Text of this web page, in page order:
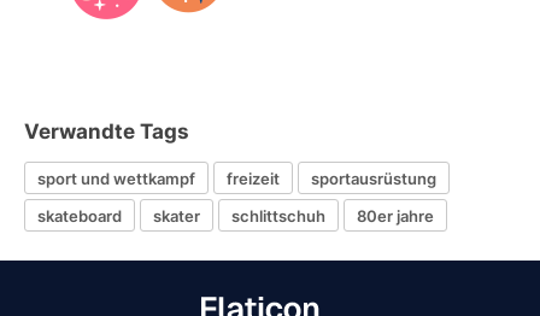
Verwandte Tags
sport und wettkampf freizeit
sportausrüstung
skateboard
skater schlittschuh 80er jahre